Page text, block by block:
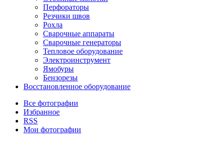
Перфораторы
Резчики швов
Рохла
Сварочные аппараты
Сварочные генераторы
Тепловое оборудование
Электроинструмент
Ямобуры
Бензорезы
Восстановленное оборудование
Все фотографии
Избранное
RSS
Мои фотографии